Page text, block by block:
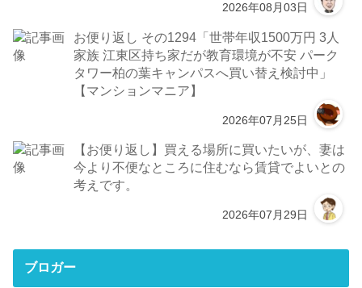
2026年08月03日
お便り返し その1294「世帯年収1500万円 3人
家族 江東区持ち家だが教育環境が不安 パーク
タワー柏の葉キャンパスへ買い替え検討中」
【マンションマニア】
2026年07月25日
【お便り返し】買える場所に買いたいが、妻は
今より不便なところに住むなら賃貸でよいとの
考えです。
2026年07月29日
ブロガー